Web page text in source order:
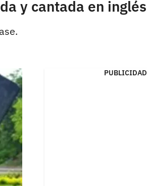
y cantada en inglés
PUBLICIDAD